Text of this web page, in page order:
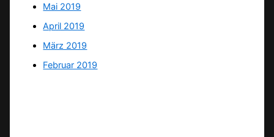
Mai 2019
April 2019
März 2019
Februar 2019